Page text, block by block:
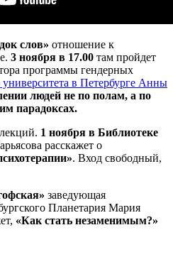
слов» отношение к
3 ноября в 17.00 там пройдет
программы гендерных
университета в Петербурге Анны
людей не по полам, а по
парадоксах.
1 ноября в Библиотеке
расскажет о
. Вход свободный,
заведующая
Планетария Мария
«Как стать незаменимым?»